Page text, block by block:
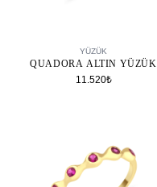
YÜZÜK
QUADORA ALTIN YÜZÜK
11.520₺